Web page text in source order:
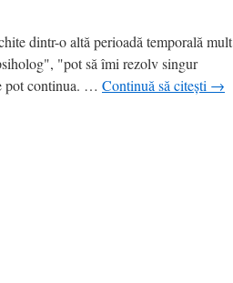
dintr-o altă perioadă temporală mult
"pot să îmi rezolv singur
pot continua. … Continuă să citești →